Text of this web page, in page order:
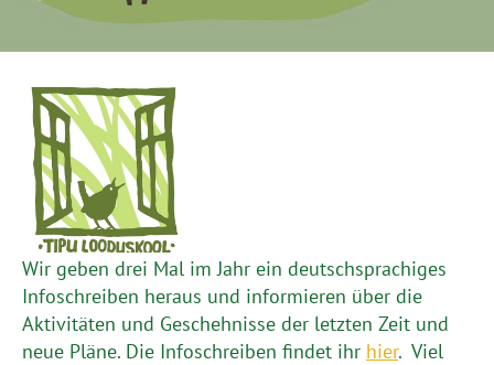
Wir geben drei Mal im Jahr ein deutschsprachiges
Infoschreiben heraus und informieren über die
Aktivitäten und Geschehnisse der letzten Zeit und
neue Pläne. Die Infoschreiben findet ihr hier. Viel